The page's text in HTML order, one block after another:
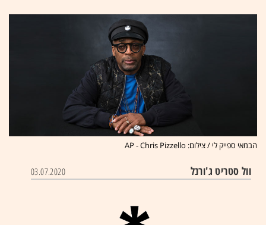
הבמאי ספייק לי / צילום: AP - Chris Pizzello
וול סטריט ג'ורנל 03.07.2020